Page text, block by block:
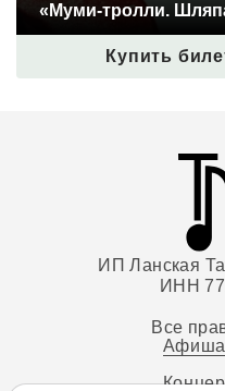
Купить
«Муми-тролли.
ИП Ланская
ИНН
Все
Афиша